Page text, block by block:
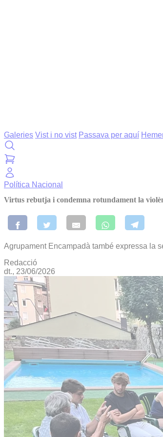
Galeries Vist i no vist Passava per aquí
Política Nacional
Virtus rebutja i condemna rotundament la
Agrupament Encampadà també expressa la
Redacció
dt., 23/06/2026